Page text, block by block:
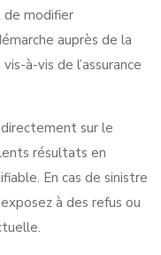
de modifier
auprès de la
à-vis de l’assurance
sur le
résultats en
En cas de sinistre
à des refus ou